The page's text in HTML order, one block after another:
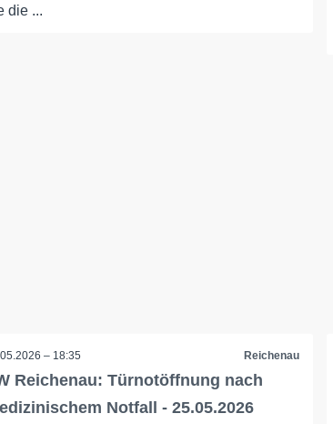
die ...
– 18:35 Reichenau
Reichenau: Türnotöffnung nach
Notfall - 25.05.2026